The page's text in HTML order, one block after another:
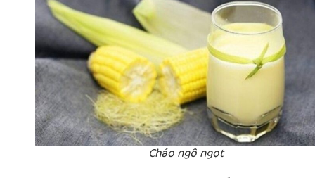
Cháo ngô ngọt